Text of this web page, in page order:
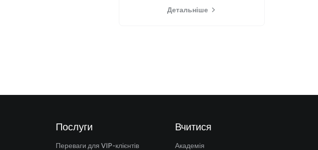
Детальніше
Послуги
Переваги для VIP-клієнтів
Вчитися
Академія